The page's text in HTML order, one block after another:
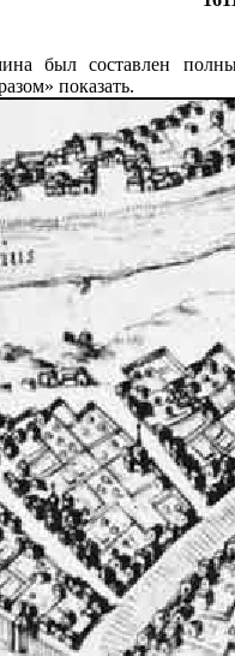
был составлен
показать.